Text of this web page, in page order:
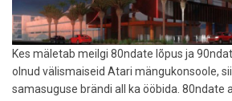
Kes mäletab meilgi 80ndate lõpus ja
olnud välismaiseid Atari mängukonsoole,
samasuguse brändi all ka ööbida. 80ndate